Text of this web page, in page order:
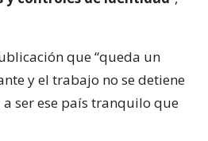
que “queda un
y el trabajo no se detiene
ser ese país tranquilo que